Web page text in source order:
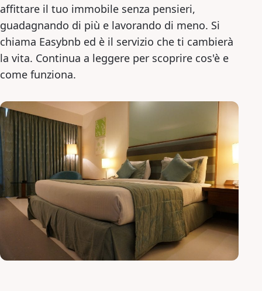
affittare il tuo immobile senza pensieri,
guadagnando di più e lavorando di meno. Si
chiama Easybnb ed è il servizio che ti cambierà
la vita. Continua a leggere per scoprire cos'è e
come funziona.